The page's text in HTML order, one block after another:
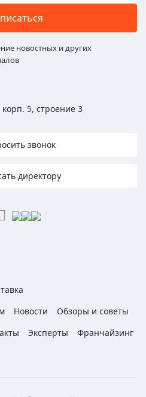
новостных и других
5, строение 3
звонок
директору
Новости
Обзоры и советы
Эксперты
Франчайзинг